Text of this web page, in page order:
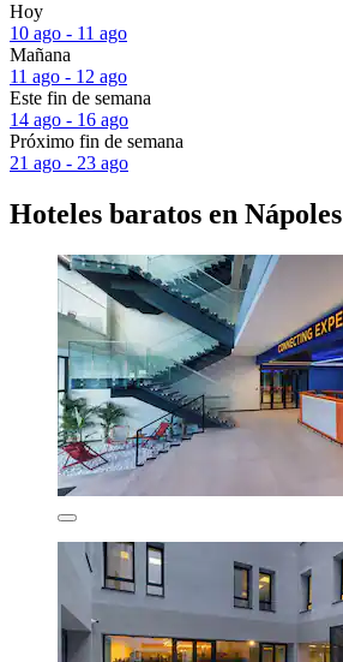
Hoy
10 ago - 11 ago
Mañana
11 ago - 12 ago
Este fin de semana
14 ago - 16 ago
Próximo fin de semana
21 ago - 23 ago
Hoteles baratos en Nápoles